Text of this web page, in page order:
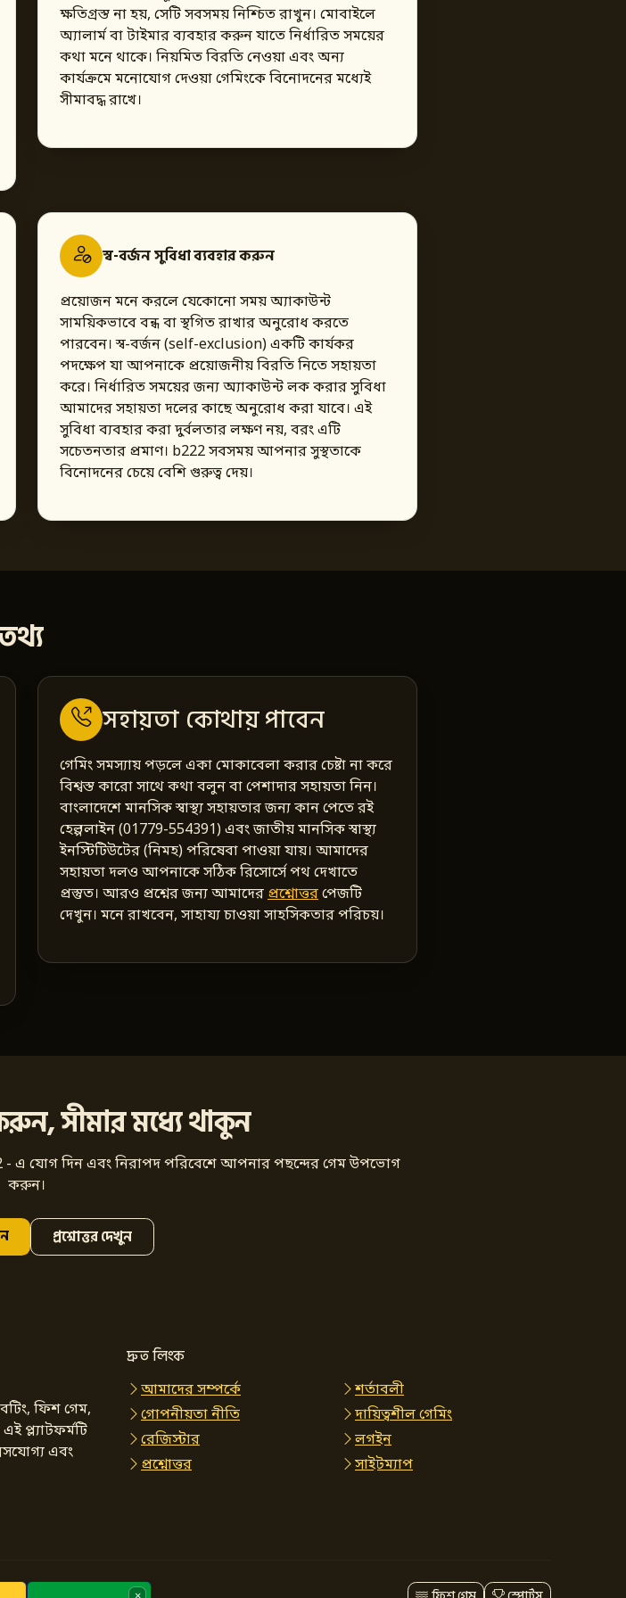
ক্ষতিগ্রস্ত না হয়, সেটি সবসময় নিশ্চিত রাখুন। মোবাইলে
অ্যালার্ম বা টাইমার ব্যবহার করুন যাতে নির্ধারিত সময়ের
কথা মনে থাকে। নিয়মিত বিরতি নেওয়া এবং অন্য
কার্যক্রমে মনোযোগ দেওয়া গেমিংকে বিনোদনের মধ্যেই
সীমাবদ্ধ রাখে।
স্ব-বর্জন সুবিধা ব্যবহার করুন
প্রয়োজন মনে করলে যেকোনো সময় অ্যাকাউন্ট
সাময়িকভাবে বন্ধ বা স্থগিত রাখার অনুরোধ করতে
পারবেন। স্ব-বর্জন (self-exclusion) একটি কার্যকর
পদক্ষেপ যা আপনাকে প্রয়োজনীয় বিরতি নিতে সহায়তা
করে। নির্ধারিত সময়ের জন্য অ্যাকাউন্ট লক করার সুবিধা
আমাদের সহায়তা দলের কাছে অনুরোধ করা যাবে। এই
সুবিধা ব্যবহার করা দুর্বলতার লক্ষণ নয়, বরং এটি
সচেতনতার প্রমাণ। b222 সবসময় আপনার সুস্থতাকে
বিনোদনের চেয়ে বেশি গুরুত্ব দেয়।
সহায়তা কোথায় পাবেন
গেমিং সমস্যায় পড়লে একা মোকাবেলা করার চেষ্টা না করে
বিশ্বস্ত কারো সাথে কথা বলুন বা পেশাদার সহায়তা নিন।
বাংলাদেশে মানসিক স্বাস্থ্য সহায়তার জন্য কান পেতে রই
হেল্পলাইন (01779-554391) এবং জাতীয় মানসিক স্বাস্থ্য
ইনস্টিটিউটের (নিমহ) পরিষেবা পাওয়া যায়। আমাদের
সহায়তা দলও আপনাকে সঠিক রিসোর্সে পথ দেখাতে
প্রস্তুত। আরও প্রশ্নের জন্য আমাদেরপ্রশ্নোত্তরপেজটি
দেখুন। মনে রাখবেন, সাহায্য চাওয়া সাহসিকতার পরিচয়।
সীমার মধ্যে থাকুন
- এ যোগ দিন এবং নিরাপদ পরিবেশে আপনার পছন্দের গেম উপভোগ
করুন।
প্রশ্নোত্তর দেখুন
ফিশ গেম,
প্ল্যাটফর্মটি
এবং
দ্রুত লিংক
আমাদের সম্পর্কে
শর্তাবলী
গোপনীয়তা নীতি
দায়িত্বশীল গেমিং
রেজিস্টার
লগইন
প্রশ্নোত্তর
সাইটম্যাপ